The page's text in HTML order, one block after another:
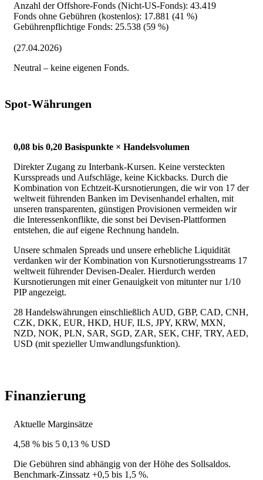
Anzahl der Offshore-Fonds (Nicht-US-Fonds): 43.419
Fonds ohne Gebühren (kostenlos): 17.881 (41 %)
Gebührenpflichtige Fonds: 25.538 (59 %)
(27.04.2026)
Neutral – keine eigenen Fonds.
Spot-Währungen
0,08 bis 0,20 Basispunkte × Handelsvolumen
Direkter Zugang zu Interbank-Kursen. Keine versteckten
Kursspreads und Aufschläge, keine Kickbacks. Durch die
Kombination von Echtzeit-Kursnotierungen, die wir von 17 der
weltweit führenden Banken im Devisenhandel erhalten, mit
unseren transparenten, günstigen Provisionen vermeiden wir
die Interessenkonflikte, die sonst bei Devisen-Plattformen
entstehen, die auf eigene Rechnung handeln.
Unsere schmalen Spreads und unsere erhebliche Liquidität
verdanken wir der Kombination von Kursnotierungsstreams 17
weltweit führender Devisen-Dealer. Hierdurch werden
Kursnotierungen mit einer Genauigkeit von mitunter nur 1/10
PIP angezeigt.
28 Handelswährungen einschließlich AUD, GBP, CAD, CNH,
CZK, DKK, EUR, HKD, HUF, ILS, JPY, KRW, MXN,
NZD, NOK, PLN, SAR, SGD, ZAR, SEK, CHF, TRY, AED,
USD (mit spezieller Umwandlungsfunktion).
Finanzierung
Aktuelle Marginsätze
4,58 % bis 5 0,13 % USD
Die Gebühren sind abhängig von der Höhe des Sollsaldos.
Benchmark-Zinssatz +0,5 bis 1,5 %.